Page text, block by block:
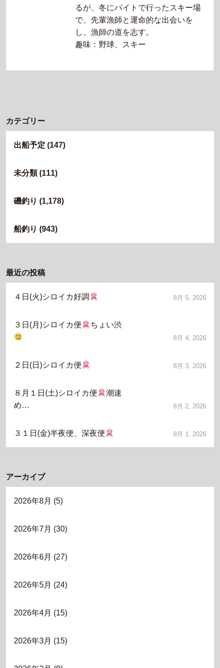
るが、冬にバイトで行ったスキー場
で、先輩漁師と運命的な出会いを
し、漁師の道を志す。
趣味：野球、スキー
カテゴリー
出船予定 (147)
未分類(111)
磯釣り (1,178)
船釣り (943)
最近の投稿
４日(火)シロイカ好調 8月 5, 2026
３日(月)シロイカ便 ちょい渋
8月 4, 2026
２日(日)シロイカ便 8月 3, 2026
８月１日(土)シロイカ便
潮速
め…
8月 2, 2026
３１日(金)半夜便、深夜便 8月 1, 2026
アーカイブ
2026年8月 (5)
2026年7月 (30)
2026年6月 (27)
2026年5月 (24)
2026年4月 (15)
2026年3月 (15)